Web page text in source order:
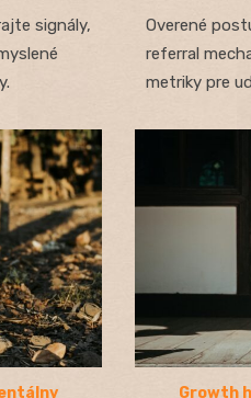
signály,
Overené
referral
metriky pre
Growth